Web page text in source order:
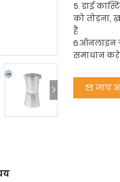
5. डाई
को तोड़ना,
है
6.ऑनलाइन
समाधान
जांच